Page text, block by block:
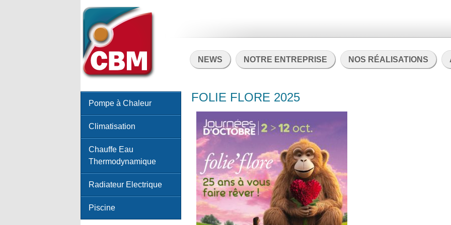
NEWS NOTRE ENTREPRISE NOS RÉALISATIONS
Pompe à Chaleur
Climatisation
Chauffe Eau
Thermodynamique
Radiateur Electrique
Piscine
FOLIE FLORE 2025